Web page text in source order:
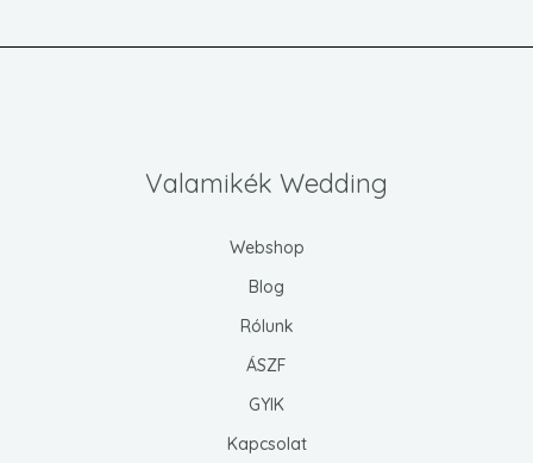
Valamikék Wedding
Webshop
Blog
Rólunk
ÁSZF
GYIK
Kapcsolat